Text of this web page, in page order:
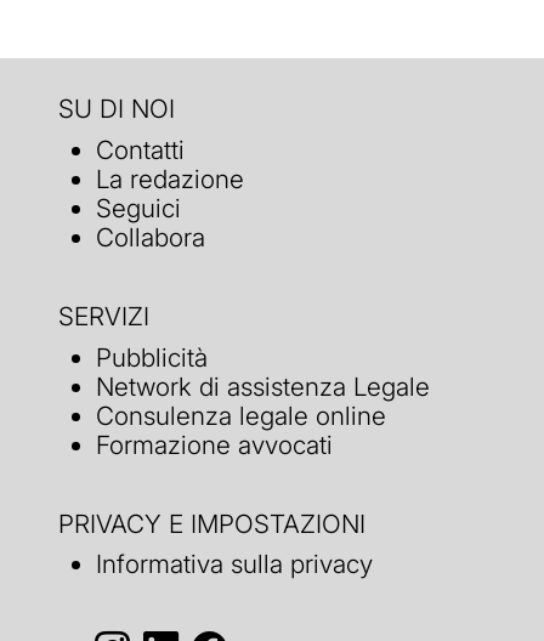
SU DI NOI
Contatti
La redazione
Seguici
Collabora
SERVIZI
Pubblicità
Network di assistenza Legale
Consulenza legale online
Formazione avvocati
PRIVACY E IMPOSTAZIONI
Informativa sulla privacy